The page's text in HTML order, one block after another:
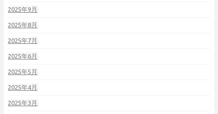
2025年9月
2025年8月
2025年7月
2025年6月
2025年5月
2025年4月
2025年3月